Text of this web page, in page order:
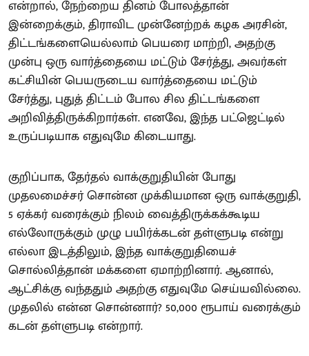
என்றால், நேற்றைய தினம் போலத்தான்
இன்றைக்கும், திராவிட முன்னேற்றக் கழக அரசின்,
திட்டங்களையெல்லாம் பெயரை மாற்றி, அதற்கு
முன்பு ஒரு வார்த்தையை மட்டும் சேர்த்து, அவர்கள்
கட்சியின் பெயருடைய வார்த்தையை மட்டும்
சேர்த்து, புதுத் திட்டம் போல சில திட்டங்களை
அறிவித்திருக்கிறார்கள். எனவே, இந்த பட்ஜெட்டில்
உருப்படியாக எதுவுமே கிடையாது.
குறிப்பாக, தேர்தல் வாக்குறுதியின் போது
முதலமைச்சர் சொன்ன முக்கியமான ஒரு வாக்குறுதி,
5 ஏக்கர் வரைக்கும் நிலம் வைத்திருக்கக்கூடிய
எல்லோருக்கும் முழு பயிர்க்கடன் தள்ளுபடி என்று
எல்லா இடத்திலும், இந்த வாக்குறுதியைச்
சொல்லித்தான் மக்களை ஏமாற்றினார். ஆனால்,
ஆட்சிக்கு வந்ததும் அதற்கு எதுவுமே செய்யவில்லை.
முதலில் என்ன சொன்னார்? 50,000 ரூபாய் வரைக்கும்
கடன் தள்ளுபடி என்றார்.